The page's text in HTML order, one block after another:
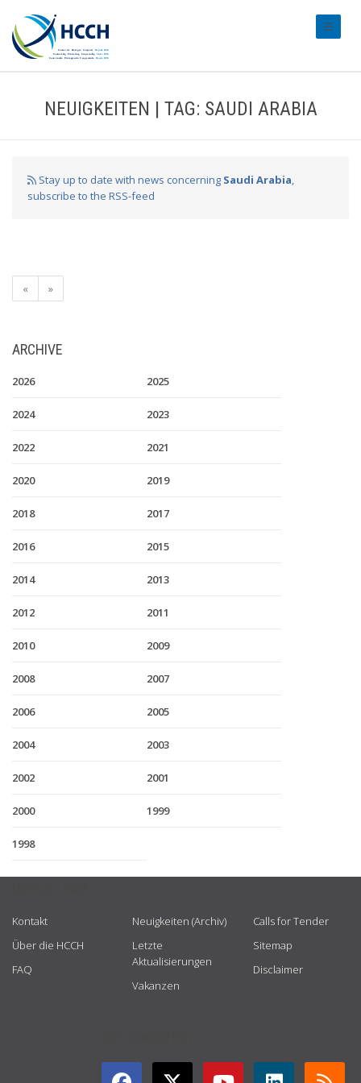
NEUIGKEITEN | TAG: SAUDI ARABIA
Stay up to date with news concerning Saudi Arabia,
subscribe to the RSS-feed
« »
ARCHIVE
2026 2025
2024 2023
2022 2021
2020 2019
2018 2017
2016 2015
2014 2013
2012 2011
2010 2009
2008 2007
2006 2005
2004 2003
2002 2001
2000 1999
1998
Kontakt
Über die HCCH
FAQ
Neuigkeiten (Archiv)
Letzte
Aktualisierungen
Vakanzen
Calls for Tender
Sitemap
Disclaimer